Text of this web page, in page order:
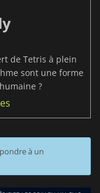
de Tetris à plein
sont une forme
?
à un